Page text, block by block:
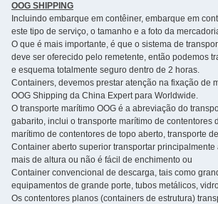
OOG SHIPPING
Incluindo embarque em contêiner, embarque em
este tipo de serviço, o tamanho e a foto da
O que é mais importante, é que o sistema de
deve ser oferecido pelo remetente, então podemos
e esquema totalmente seguro dentro de 2 horas.
Containers, devemos prestar atenção na fixação de
OOG Shipping da China Expert para Worldwide.
O transporte marítimo OOG é a abreviação do
gabarito, inclui o transporte marítimo de contentores
marítimo de contentores de topo aberto, transporte
Container aberto superior transportar principalmente
mais de altura ou não é fácil de enchimento ou
Container convencional de descarga, tais como
equipamentos de grande porte, tubos metálicos,
Os contentores planos (containers de estrutura)